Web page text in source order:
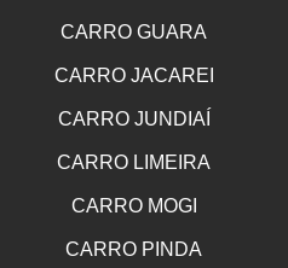
CARRO GUARA
CARRO JACAREI
CARRO JUNDIAÍ
CARRO LIMEIRA
CARRO MOGI
CARRO PINDA